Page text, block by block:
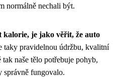
normálně nechali být.
kalorie, je jako věřit, že auto
taky pravidelnou údržbu, kvalitní
naše tělo potřebuje pohyb,
fungovalo.